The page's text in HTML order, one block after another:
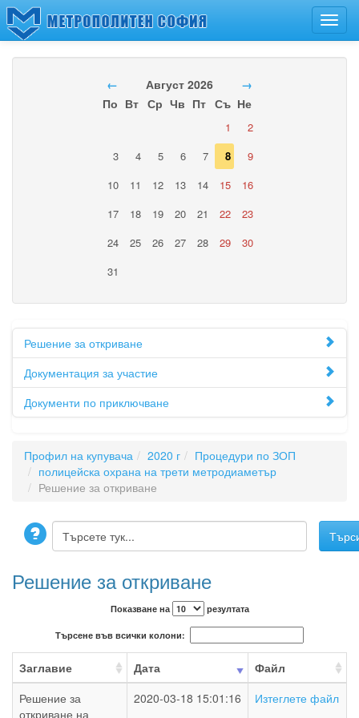
← Август 2026
→
По Вт Ср Чв Пт Съ Не
1
2
3
4 5 6 7 8
9
10
11 12 13 14 15
16
17
18 19 20 21 22
23
24
25 26 27 28 29
30
31
Решение за откриване
Документация за участие
Документи по приключване
Профил на купувача 2020 г
Процедури по ЗОП
полицейска охрана на трети метродиаметър
Решение за откриване
Решение за откриване
Показване на резултата
Търсене във всички колони:
Заглавие Дата
Файл
Решение за
откриване на
2020-03-18 15:01:16 Изтеглете файл